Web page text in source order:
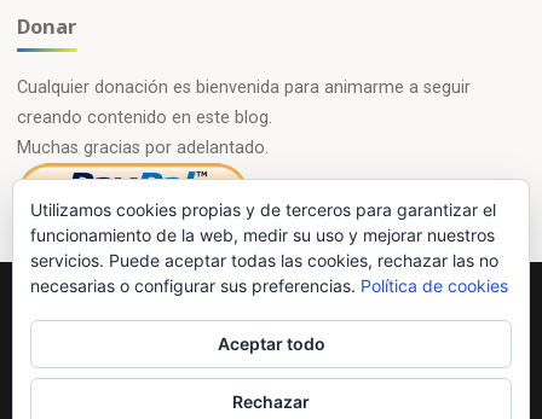
Donar
Cualquier donación es bienvenida para animarme a seguir
creando contenido en este blog.
Muchas gracias por adelantado.
©2026 Química en casa.com
Utilizamos cookies propias y de terceros para garantizar el
funcionamiento de la web, medir su uso y mejorar nuestros
servicios. Puede aceptar todas las cookies, rechazar las no
necesarias o configurar sus preferencias. Política de cookies
Aceptar todo
Rechazar